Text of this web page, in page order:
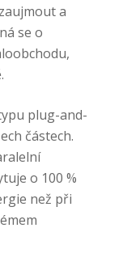
a
se o
plug-and-
částech.
o 100 %
než při